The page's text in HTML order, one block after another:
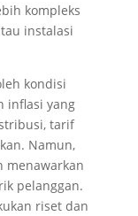
kompleks
instalasi
kondisi
inflasi yang
tarif
Namun,
menawarkan
pelanggan.
riset dan